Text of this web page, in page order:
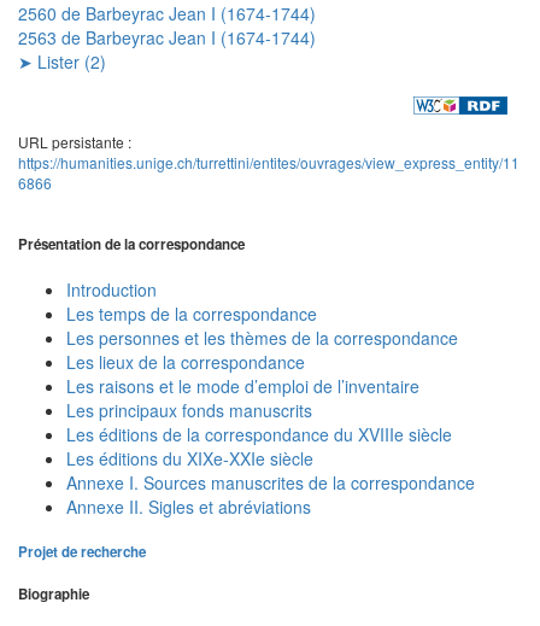
2560 de Barbeyrac Jean I (1674-1744)
2563 de Barbeyrac Jean I (1674-1744)
➤ Lister (2)
URL persistante :
https://humanities.unige.ch/turrettini/entites/ouvrages/view_express_entity/11
6866
Présentation de la correspondance
Introduction
Les temps de la correspondance
Les personnes et les thèmes de la correspondance
Les lieux de la correspondance
Les raisons et le mode d’emploi de l’inventaire
Les principaux fonds manuscrits
Les éditions de la correspondance du XVIIIe siècle
Les éditions du XIXe-XXIe siècle
Annexe I. Sources manuscrites de la correspondance
Annexe II. Sigles et abréviations
Projet de recherche
Biographie